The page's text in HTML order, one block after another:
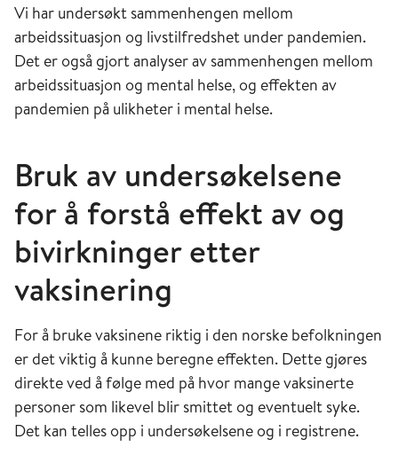
Vi har undersøkt sammenhengen mellom
arbeidssituasjon og livstilfredshet under pandemien.
Det er også gjort analyser av sammenhengen mellom
arbeidssituasjon og mental helse, og effekten av
pandemien på ulikheter i mental helse.
Bruk av undersøkelsene
for å forstå effekt av og
bivirkninger etter
vaksinering
For å bruke vaksinene riktig i den norske befolkningen
er det viktig å kunne beregne effekten. Dette gjøres
direkte ved å følge med på hvor mange vaksinerte
personer som likevel blir smittet og eventuelt syke.
Det kan telles opp i undersøkelsene og i registrene.